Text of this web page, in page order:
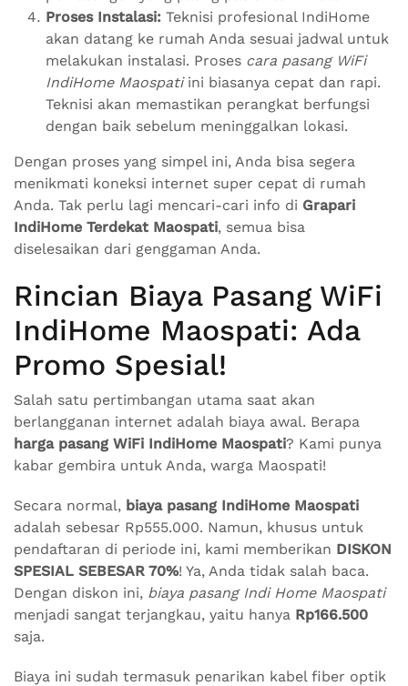
Proses Instalasi: Teknisi profesional IndiHome
akan datang ke rumah Anda sesuai jadwal untuk
melakukan instalasi. Proses cara pasang WiFi
IndiHome Maospatiini biasanya cepat dan rapi.
Teknisi akan memastikan perangkat berfungsi
dengan baik sebelum meninggalkan lokasi.
Dengan proses yang simpel ini, Anda bisa segera
menikmati koneksi internet super cepat di rumah
Anda. Tak perlu lagi mencari-cari info di Grapari
IndiHome Terdekat Maospati, semua bisa
diselesaikan dari genggaman Anda.
Rincian Biaya Pasang WiFi
IndiHome Maospati: Ada
Promo Spesial!
Salah satu pertimbangan utama saat akan
berlangganan internet adalah biaya awal. Berapa
harga pasang WiFi IndiHome Maospati? Kami punya
kabar gembira untuk Anda, warga Maospati!
Secara normal, biaya pasang IndiHome Maospati
adalah sebesar Rp555.000. Namun, khusus untuk
pendaftaran di periode ini, kami memberikan DISKON
SPESIAL SEBESAR 70%! Ya, Anda tidak salah baca.
Dengan diskon ini, biaya pasang Indi Home Maospati
menjadi sangat terjangkau, yaitu hanya Rp166.500
saja.
Biaya ini sudah termasuk penarikan kabel fiber optik